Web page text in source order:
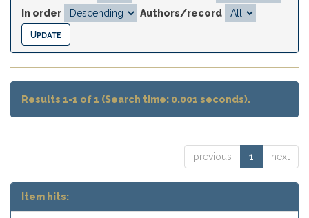
In order
Authors/record
Results 1-1 of 1 (Search time: 0.001 seconds).
previous 1 next
Item hits: